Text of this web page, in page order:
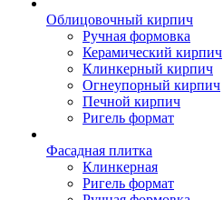
Облицовочный кирпич
Ручная формовка
Керамический кирпич
Клинкерный кирпич
Огнеупорный кирпич
Печной кирпич
Ригель формат
Фасадная плитка
Клинкерная
Ригель формат